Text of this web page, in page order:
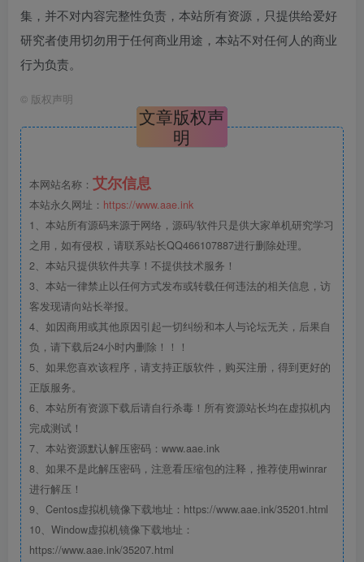
集，并不对内容完整性负责，本站所有资源，只提供给爱好
研究者使用切勿用于任何商业用途，本站不对任何人的商业
行为负责。
© 版权声明
文章版权声
明
本网站名称： 艾尔信息
本站永久网址： https://www.aae.ink
1、本站所有源码来源于网络，源码/软件只是供大家单机研究学习
之用，如有侵权，请联系站长QQ466107887进行删除处理。
2、本站只提供软件共享！不提供技术服务！
3、本站一律禁止以任何方式发布或转载任何违法的相关信息，访
客发现请向站长举报。
4、如因商用或其他原因引起一切纠纷和本人与论坛无关，后果自
负，请下载后24小时内删除！！！
5、如果您喜欢该程序，请支持正版软件，购买注册，得到更好的
正版服务。
6、本站所有资源下载后请自行杀毒！所有资源站长均在虚拟机内
完成测试！
7、本站资源默认解压密码：www.aae.ink
8、如果不是此解压密码，注意看压缩包的注释，推荐使用winrar
进行解压！
9、Centos虚拟机镜像下载地址：https://www.aae.ink/35201.html
10、Window虚拟机镜像下载地址：
https://www.aae.ink/35207.html